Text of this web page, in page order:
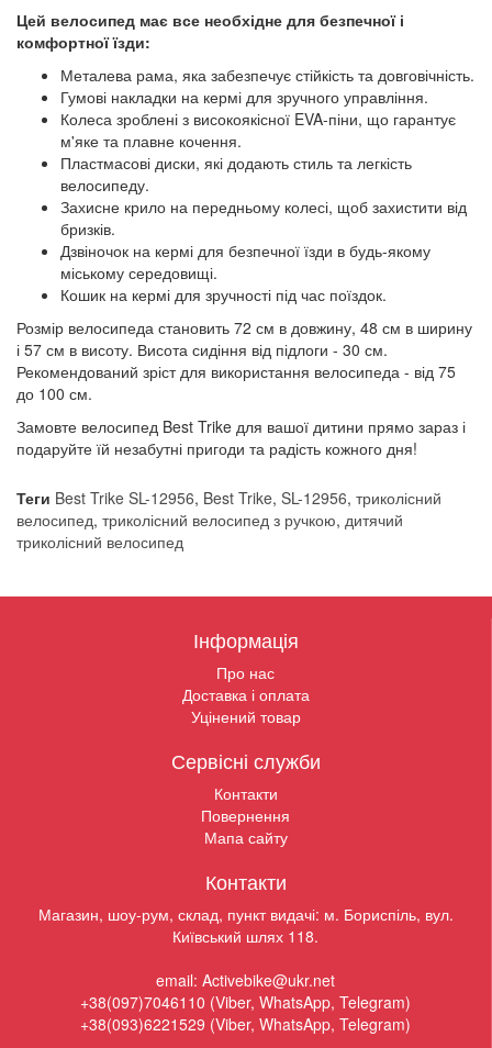
Цей велосипед має все необхідне для безпечної і
комфортної їзди:
Металева рама, яка забезпечує стійкість та довговічність.
Гумові накладки на кермі для зручного управління.
Колеса зроблені з високоякісної EVA-піни, що гарантує
м'яке та плавне кочення.
Пластмасові диски, які додають стиль та легкість
велосипеду.
Захисне крило на передньому колесі, щоб захистити від
бризків.
Дзвіночок на кермі для безпечної їзди в будь-якому
міському середовищі.
Кошик на кермі для зручності під час поїздок.
Розмір велосипеда становить 72 см в довжину, 48 см в ширину
і 57 см в висоту. Висота сидіння від підлоги - 30 см.
Рекомендований зріст для використання велосипеда - від 75
до 100 см.
Замовте велосипед Best Trike для вашої дитини прямо зараз і
подаруйте їй незабутні пригоди та радість кожного дня!
Теги Best Trike SL-12956, Best Trike, SL-12956, триколісний
велосипед, триколісний велосипед з ручкою, дитячий
триколісний велосипед
Інформація
Про нас
Доставка і оплата
Уцінений товар
Сервісні служби
Контакти
Повернення
Мапа сайту
Контакти
Магазин, шоу-рум, склад, пункт видачі: м. Бориспіль, вул.
Київський шлях 118.
email: Activebike@ukr.net
+38(097)7046110 (Viber, WhatsApp, Telegram)
+38(093)6221529 (Viber, WhatsApp, Telegram)